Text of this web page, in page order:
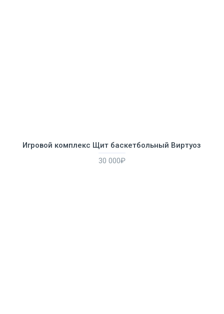
Игровой комплекс Щит баскетбольный Виртуоз
30 000₽